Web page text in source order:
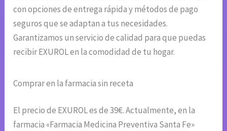
con opciones de entrega rápida y métodos de pago
seguros que se adaptan a tus necesidades.
Garantizamos un servicio de calidad para que puedas
recibir EXUROL en la comodidad de tu hogar.
Comprar en la farmacia sin receta
El precio de EXUROL es de 39€. Actualmente, en la
farmacia «Farmacia Medicina Preventiva Santa Fe»